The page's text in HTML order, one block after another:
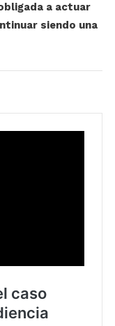
a actuar
siendo una